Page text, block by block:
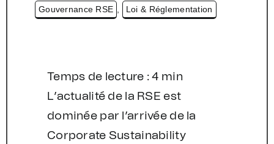
Gouvernance RSE , Loi & Réglementation
Temps de lecture : 4 min
L’actualité de la RSE est
dominée par l’arrivée de la
Corporate Sustainability